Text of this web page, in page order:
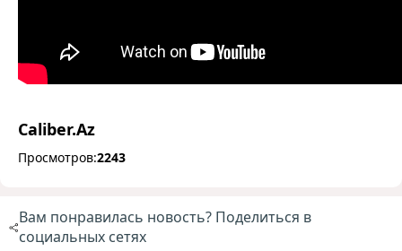
Caliber.Az
Просмотров:2243
Вам понравилась новость? Поделиться в
социальных сетях